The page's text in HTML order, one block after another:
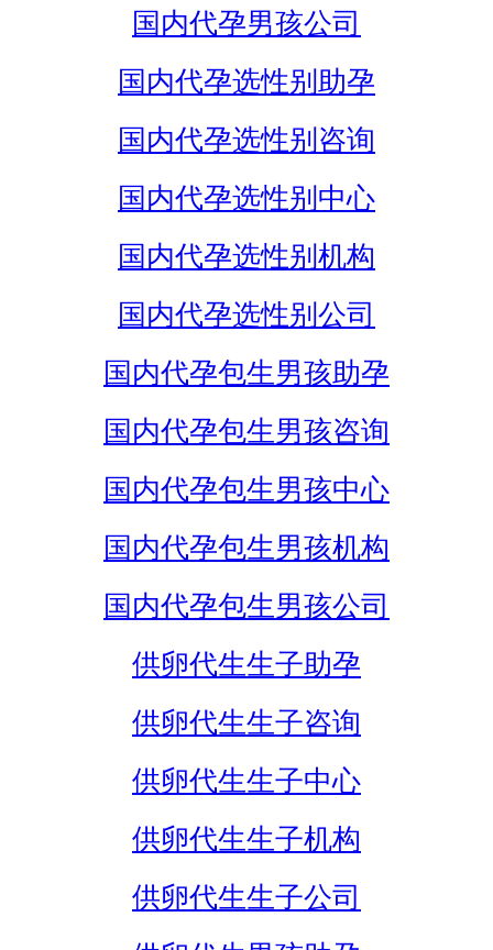
国内代孕男孩公司
国内代孕选性别助孕
国内代孕选性别咨询
国内代孕选性别中心
国内代孕选性别机构
国内代孕选性别公司
国内代孕包生男孩助孕
国内代孕包生男孩咨询
国内代孕包生男孩中心
国内代孕包生男孩机构
国内代孕包生男孩公司
供卵代生生子助孕
供卵代生生子咨询
供卵代生生子中心
供卵代生生子机构
供卵代生生子公司